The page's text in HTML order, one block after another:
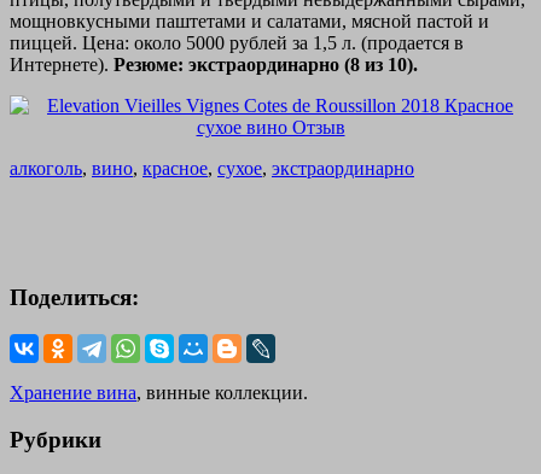
мощновкусными паштетами и салатами, мясной пастой и
пиццей. Цена: около 5000 рублей за 1,5 л. (продается в
Интернете). Резюме: экстраординарно (8 из 10).
алкоголь, вино, красное, сухое, экстраординарно
Поделиться:
Хранение вина, винные коллекции.
Рубрики